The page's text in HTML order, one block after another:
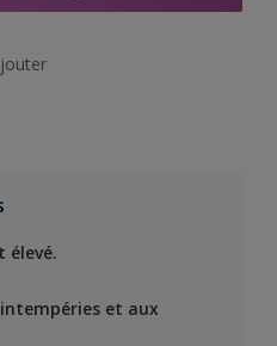
élevé.
et aux